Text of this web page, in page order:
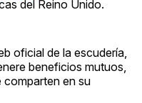
del Reino Unido.
oficial de la escudería,
beneficios mutuos,
en su